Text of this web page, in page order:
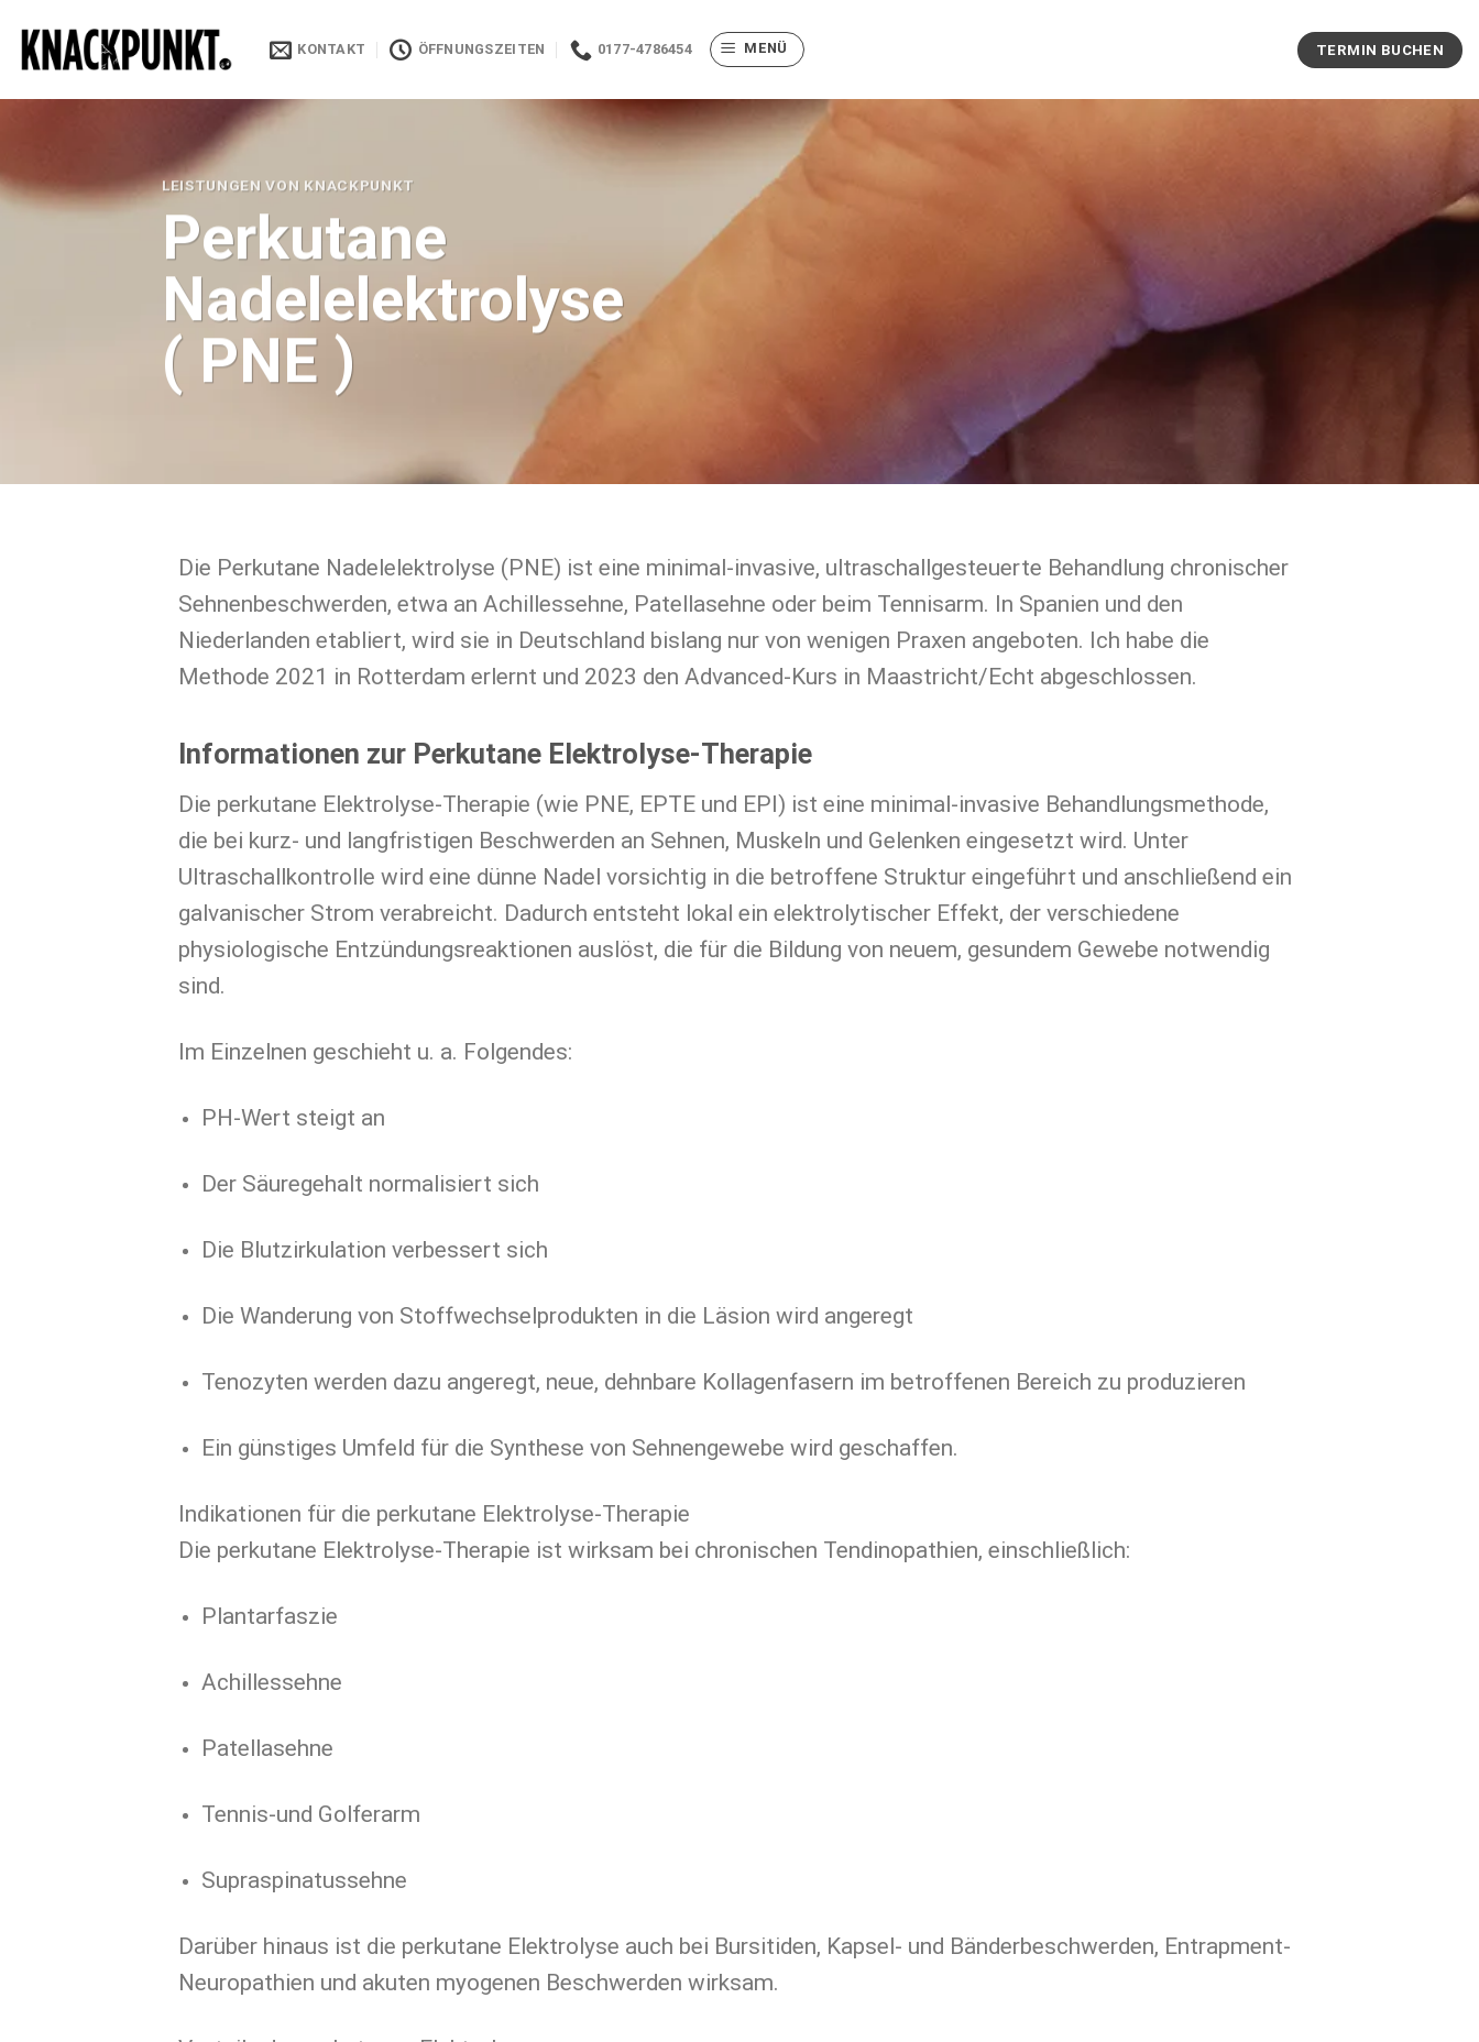
Inhalt
springen
KONTAKT ÖFFNUNGSZEITEN 0177-4786454 MENÜ TERMIN BUCHEN
LEISTUNGEN VON KNACKPUNKT
Perkutane
Nadelelektrolyse
( PNE )
Die Perkutane Nadelelektrolyse (PNE) ist eine minimal-invasive, ultraschallgesteuerte Behandlung chronischer
Sehnenbeschwerden, etwa an Achillessehne, Patellasehne oder beim Tennisarm. In Spanien und den
Niederlanden etabliert, wird sie in Deutschland bislang nur von wenigen Praxen angeboten. Ich habe die
Methode 2021 in Rotterdam erlernt und 2023 den Advanced-Kurs in Maastricht/Echt abgeschlossen.
Informationen zur Perkutane Elektrolyse-Therapie
Die perkutane Elektrolyse-Therapie (wie PNE, EPTE und EPI) ist eine minimal-invasive Behandlungsmethode,
die bei kurz- und langfristigen Beschwerden an Sehnen, Muskeln und Gelenken eingesetzt wird. Unter
Ultraschallkontrolle wird eine dünne Nadel vorsichtig in die betroffene Struktur eingeführt und anschließend ein
galvanischer Strom verabreicht. Dadurch entsteht lokal ein elektrolytischer Effekt, der verschiedene
physiologische Entzündungsreaktionen auslöst, die für die Bildung von neuem, gesundem Gewebe notwendig
sind.
Im Einzelnen geschieht u. a. Folgendes:
PH-Wert steigt an
Der Säuregehalt normalisiert sich
Die Blutzirkulation verbessert sich
Die Wanderung von Stoffwechselprodukten in die Läsion wird angeregt
Tenozyten werden dazu angeregt, neue, dehnbare Kollagenfasern im betroffenen Bereich zu produzieren
Ein günstiges Umfeld für die Synthese von Sehnengewebe wird geschaffen.
Indikationen für die perkutane Elektrolyse-Therapie
Die perkutane Elektrolyse-Therapie ist wirksam bei chronischen Tendinopathien, einschließlich:
Plantarfaszie
Achillessehne
Patellasehne
Tennis-und Golferarm
Supraspinatussehne
Darüber hinaus ist die perkutane Elektrolyse auch bei Bursitiden, Kapsel- und Bänderbeschwerden, Entrapment-
Neuropathien und akuten myogenen Beschwerden wirksam.